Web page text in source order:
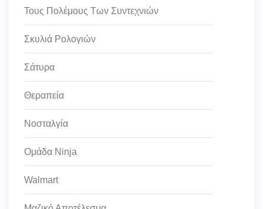
Τους Πολέμους Των Συντεχνιών
Σκυλιά Ρολογιών
Σάτυρα
Θεραπεία
Νοσταλγία
Ομάδα Ninja
Walmart